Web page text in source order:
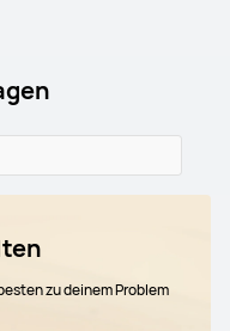
zu deinem Problem